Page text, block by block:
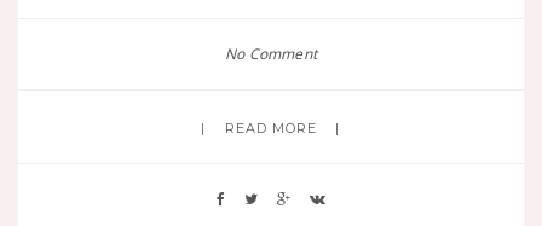
No Comment
READ MORE